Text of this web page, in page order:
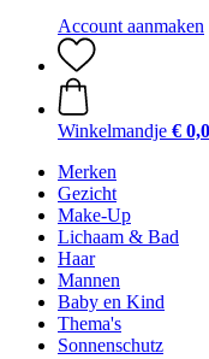
Account aanmaken
Winkelmandje €
Merken
Gezicht
Make-Up
Lichaam & Bad
Haar
Mannen
Baby en Kind
Thema's
Sonnenschutz